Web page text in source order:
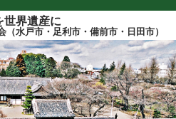
世界遺産に
水戸市・足利市・備前市・日田市）